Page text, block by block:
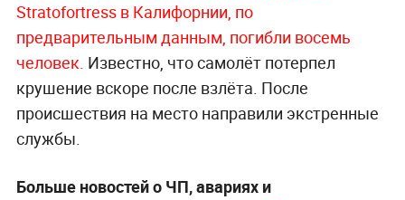
Stratofortress в Калифорнии, по
предварительным данным, погибли восемь
человек. Известно, что самолёт потерпел
крушение вскоре после взлёта. После
происшествия на место направили экстренные
службы.
Больше новостей о ЧП, авариях и